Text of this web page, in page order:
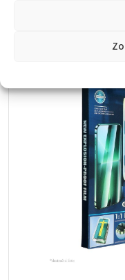
69 Kč.43 Kč.